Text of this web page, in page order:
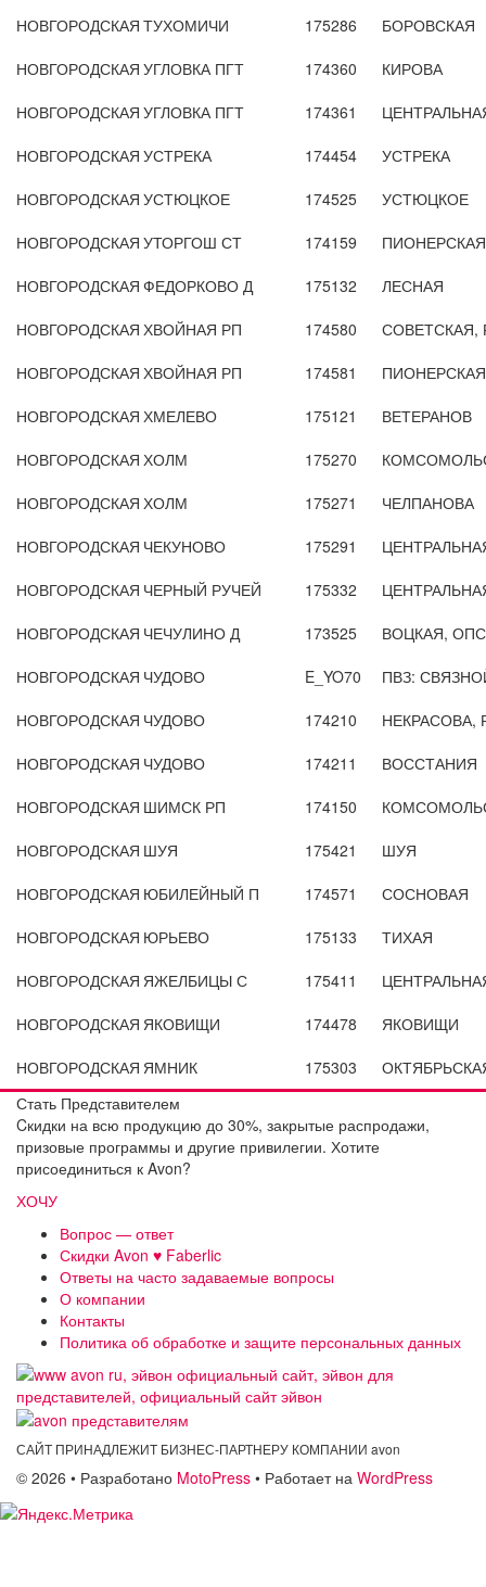
НОВГОРОДСКАЯ ТУХОМИЧИ 175286
БОРОВСКАЯ
НОВГОРОДСКАЯ УГЛОВКА ПГТ 174360
КИРОВА
НОВГОРОДСКАЯ УГЛОВКА ПГТ 174361
НОВГОРОДСКАЯ УСТРЕКА 174454
УСТРЕКА
НОВГОРОДСКАЯ УСТЮЦКОЕ 174525
УСТЮЦКОЕ
НОВГОРОДСКАЯ УТОРГОШ СТ 174159
ПИОНЕРСКАЯ
НОВГОРОДСКАЯ ФЕДОРКОВО Д 175132
ЛЕСНАЯ
НОВГОРОДСКАЯ ХВОЙНАЯ РП 174580
СОВЕТСКАЯ,
НОВГОРОДСКАЯ ХВОЙНАЯ РП 174581
ПИОНЕРСКАЯ
НОВГОРОДСКАЯ ХМЕЛЕВО 175121
ВЕТЕРАНОВ
НОВГОРОДСКАЯ ХОЛМ 175270
НОВГОРОДСКАЯ ХОЛМ 175271
ЧЕЛПАНОВА
НОВГОРОДСКАЯ ЧЕКУНОВО 175291
НОВГОРОДСКАЯ ЧЕРНЫЙ РУЧЕЙ 175332
НОВГОРОДСКАЯ ЧЕЧУЛИНО Д 173525
ВОЦКАЯ, ОПС
НОВГОРОДСКАЯ ЧУДОВО E_YO70
ПВЗ:
НОВГОРОДСКАЯ ЧУДОВО 174210
НЕКРАСОВА,
НОВГОРОДСКАЯ ЧУДОВО 174211
ВОССТАНИЯ
НОВГОРОДСКАЯ ШИМСК РП 174150
НОВГОРОДСКАЯ ШУЯ 175421
ШУЯ
НОВГОРОДСКАЯ ЮБИЛЕЙНЫЙ П 174571
СОСНОВАЯ
НОВГОРОДСКАЯ ЮРЬЕВО 175133
ТИХАЯ
НОВГОРОДСКАЯ ЯЖЕЛБИЦЫ С 175411
НОВГОРОДСКАЯ ЯКОВИЩИ 174478
ЯКОВИЩИ
НОВГОРОДСКАЯ ЯМНИК 175303
Стать Представителем
Cкидки на всю продукцию до 30%, закрытые распродажи,
призовые программы и другие привилегии. Хотите
присоединиться к Avon?
ХОЧУ
Вопрос — ответ
Скидки Avon ♥ Faberlic
Ответы на часто задаваемые вопросы
О компании
Контакты
Политика об обработке и защите персональных данных
САЙТ ПРИНАДЛЕЖИТ БИЗНЕС-ПАРТНЕРУ КОМПАНИИ avon
© 2026 • Разработано MotoPress • Работает на WordPress